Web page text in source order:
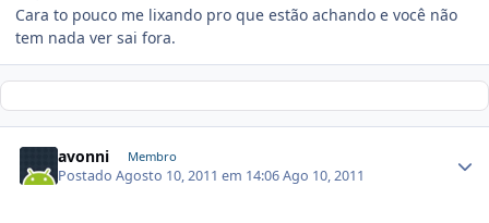
Cara to pouco me lixando pro que estão achando e você não
tem nada ver sai fora.
avonni Membro
PostadoAgosto 10, 2011 em 14:06Ago 10, 2011